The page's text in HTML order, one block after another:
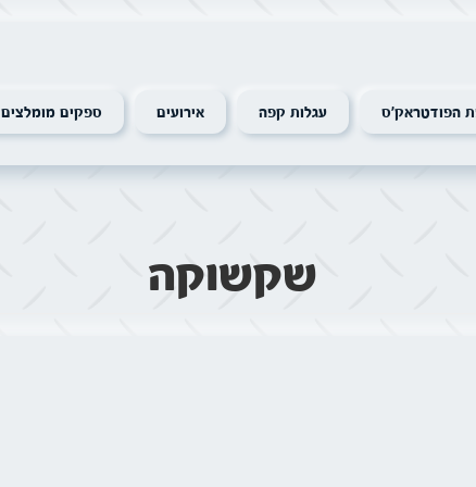
הפודטראק׳ס עגלות קפה אירועים ספקים מומלצים
שקשוקה